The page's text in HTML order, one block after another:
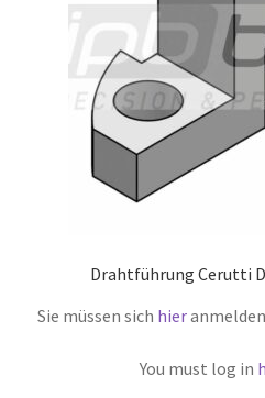
Drahtführung Cerutti
Sie müssen sich hier
You must log in